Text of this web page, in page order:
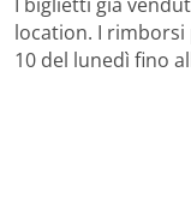
location. I
10 del lunedì fino